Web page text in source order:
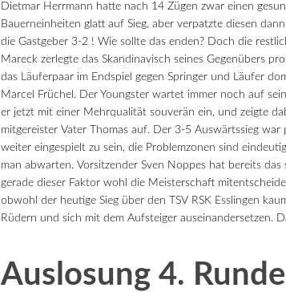
Dietmar Herrmann hatte nach 14 Zügen zwar einen
Bauerneinheiten glatt auf Sieg, aber verpatzte diesen
die Gastgeber 3-2 ! Wie sollte das enden? Doch die
Mareck zerlegte das Skandinavisch seines Gegenübers
das Läuferpaar im Endspiel gegen Springer und Läufer
Marcel Früchel. Der Youngster wartet immer noch auf
er jetzt mit einer Mehrqualität souverän ein, und zeigte
mitgereister Vater Thomas auf. Der 3-5 Auswärtssieg
weiter eingespielt zu sein, die Problemzonen sind
man abwarten. Vorsitzender Sven Noppes hat bereits
gerade dieser Faktor wohl die Meisterschaft
obwohl der heutige Sieg über den TSV RSK Esslingen
Rüdern und sich mit dem Aufsteiger
Auslosung 4.